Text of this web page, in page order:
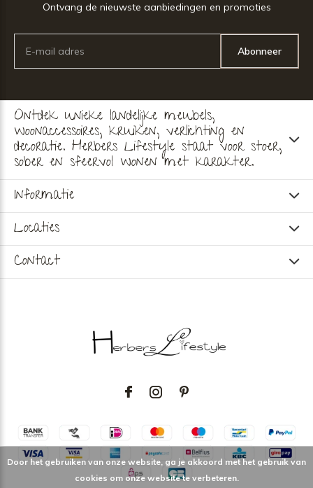
Ontvang de nieuwste aanbiedingen en promoties
Abonneer
Ontdek unieke landelijke meubels,
woonaccessoires, kruiken, verlichting en
decoratie. Herbers Lifestyle staat voor stoer,
sober en sfeervol wonen met karakter.
Informatie
Locaties
Contact
Door het gebruiken van onze website, ga je akkoord met het gebruik van
cookies om onze website te verbeteren.